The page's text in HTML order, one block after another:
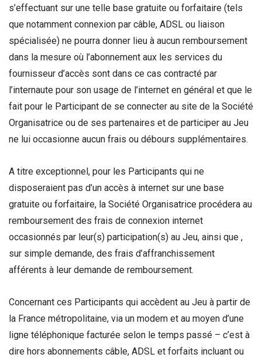
s’effectuant sur une telle base gratuite ou forfaitaire (tels
que notamment connexion par câble, ADSL ou liaison
spécialisée) ne pourra donner lieu à aucun remboursement
dans la mesure où l’abonnement aux les services du
fournisseur d’accès sont dans ce cas contracté par
l’internaute pour son usage de l’internet en général et que le
fait pour le Participant de se connecter au site de la Société
Organisatrice ou de ses partenaires et de participer au Jeu
ne lui occasionne aucun frais ou débours supplémentaires.
A titre exceptionnel, pour les Participants qui ne
disposeraient pas d’un accès à internet sur une base
gratuite ou forfaitaire, la Société Organisatrice procédera au
remboursement des frais de connexion internet
occasionnés par leur(s) participation(s) au Jeu, ainsi que ,
sur simple demande, des frais d’affranchissement
afférents à leur demande de remboursement.
Concernant ces Participants qui accèdent au Jeu à partir de
la France métropolitaine, via un modem et au moyen d’une
ligne téléphonique facturée selon le temps passé – c’est à
dire hors abonnements câble, ADSL et forfaits incluant ou